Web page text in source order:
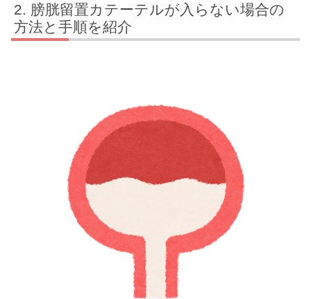
膀胱留置カテーテルが入らない場合の
方法と手順を紹介